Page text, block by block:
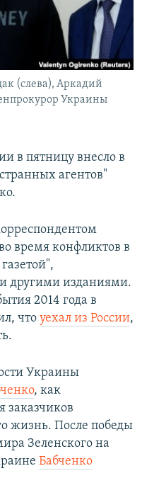
(слева), Аркадий
Украины
в пятницу внесло в
агентов"
время конфликтов в
другими изданиями.
2014 года в
что уехал из России,
Украины
, как
заказчиков
жизнь. После победы
Зеленского на
Бабченко